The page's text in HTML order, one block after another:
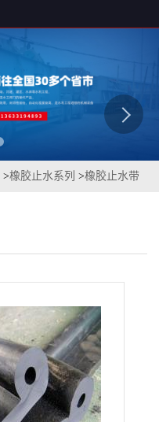
>橡胶止水系列 >橡胶止水带